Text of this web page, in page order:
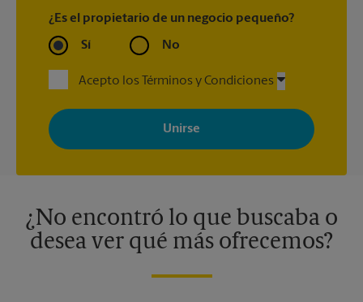
¿Es el propietario de un negocio pequeño?
Sí No
Acepto los Términos y Condiciones
Al registrarse, acepta recibir correos electrónicos de The UPS
Store con noticias, ofertas especiales, promociones y mensajes
adaptados a sus intereses. Puede darse de baja en cualquier
momento. Para más información, consulte nuestra política de
¿No encontró lo que buscaba o
desea ver qué más ofrecemos?